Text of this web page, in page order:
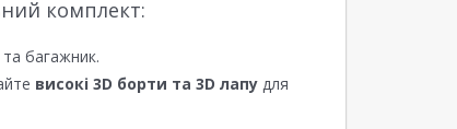
комплект:
багажник.
високі 3D борти та 3D лапу для